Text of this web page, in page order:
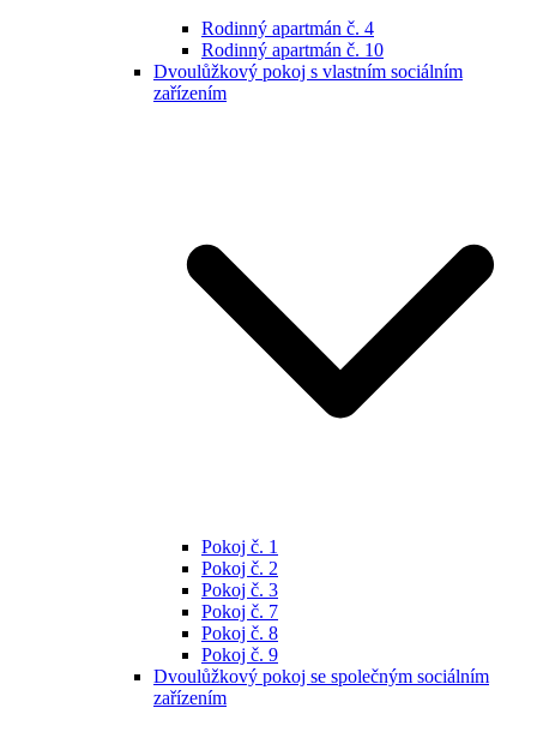
Rodinný apartmán č. 4
Rodinný apartmán č. 10
Dvoulůžkový pokoj s vlastním sociálním
zařízením
Pokoj č. 1
Pokoj č. 2
Pokoj č. 3
Pokoj č. 7
Pokoj č. 8
Pokoj č. 9
Dvoulůžkový pokoj se společným sociálním
zařízením